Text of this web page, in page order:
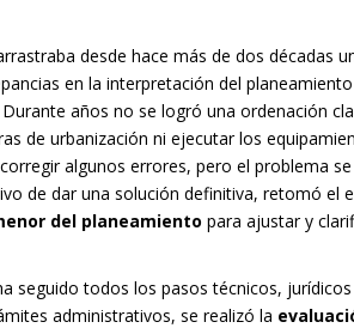
desde hace más de dos décadas
en la interpretación del
años no se logró una ordenación
de urbanización ni ejecutar los
algunos errores, pero el problema
de dar una solución definitiva, retomó el
del planeamiento para ajustar y
seguido todos los pasos técnicos,
administrativos, se realizó la